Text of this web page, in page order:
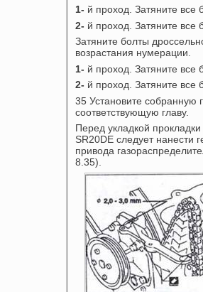
1- й проход. Затяните
2- й проход. Затяните
Затяните болты
возрастания нумерации.
1- й проход. Затяните
2- й проход. Затяните
35 Установите собранную
соответствующую главу.
Перед укладкой
SR20DE следует нанести
привода
8.35).